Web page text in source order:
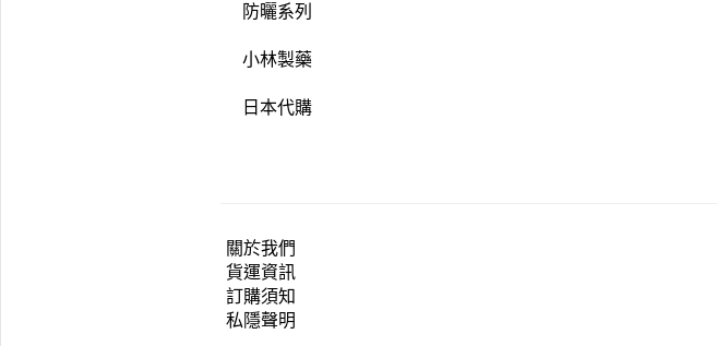
防曬系列
小林製藥
日本代購
關於我們
貨運資訊
訂購須知
私隱聲明